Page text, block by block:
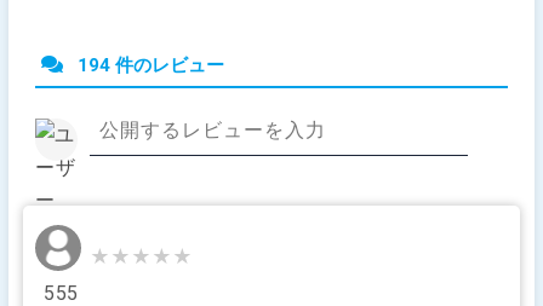
194 件のレビュー
★★★★★
★★★★★
555